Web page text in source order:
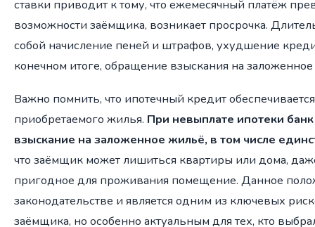
ставки приводит к тому, что ежемесячный платёж
возможности заёмщика, возникает просрочка.
собой начисление пеней и штрафов, ухудшение
конечном итоге, обращение взыскания на
Важно помнить, что ипотечный кредит
приобретаемого жилья. При невыплате ипотеки
взыскание на заложенное жильё, в том числе
что заёмщик может лишиться квартиры или дома,
пригодное для проживания помещение. Данное
законодательстве и является одним из ключевых
заёмщика, но особенно актуальным для тех, кто